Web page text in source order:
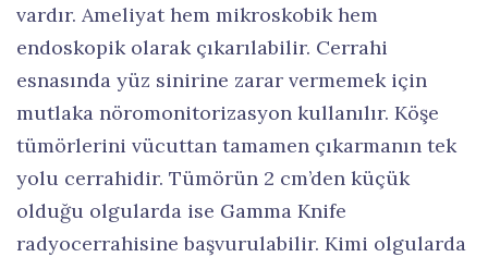
vardır. Ameliyat hem mikroskobik hem
endoskopik olarak çıkarılabilir. Cerrahi
esnasında yüz sinirine zarar vermemek için
mutlaka nöromonitorizasyon kullanılır. Köşe
tümörlerini vücuttan tamamen çıkarmanın tek
yolu cerrahidir. Tümörün 2 cm’den küçük
olduğu olgularda ise Gamma Knife
radyocerrahisine başvurulabilir. Kimi olgularda